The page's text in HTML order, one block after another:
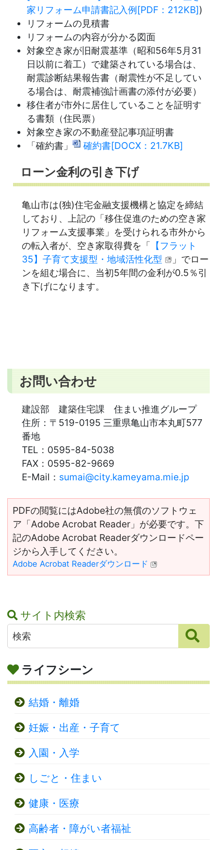
家リフォーム申請書記入例[PDF：212KB])
リフォームの見積書
リフォームの内容が分かる図面
対象空き家が旧耐震基準（昭和56年5月31
日以前に着工）で建築されている場合は、
耐震診断結果報告書（耐震性が不足してい
る場合は、耐震補強計画書の添付が必要）
移住者が市外に居住していることを証明す
る書類（住民票）
対象空き家の不動産登記事項証明書
「確約書」
確約書[DOCX：21.7KB]
ローン金利の引き下げ
亀山市は(独)住宅金融支援機構と協定を締結
しており、上記の「移住促進のための空き家
リフォーム支援事業」を受けられる市外から
の転入者が、空き家取得費を「 【フラット
35】子育て支援型・地域活性化型
」でロー
ンを組む場合に、当初5年間の金利が0.5％引
き下げになります。
お問い合わせ
建設部 建築住宅課 住まい推進グループ
住所： 〒519-0195 三重県亀山市本丸町577
番地
TEL： 0595-84-5038
FAX： 0595-82-9669
E-Mail： sumai@city.kameyama.mie.jp
PDFの閲覧にはAdobe社の無償のソフトウェ
ア「Adobe Acrobat Reader」が必要です。下
記のAdobe Acrobat Readerダウンロードペー
ジから入手してください。
Adobe Acrobat Readerダウンロード
サイト内検索
ライフシーン
結婚・離婚
妊娠・出産・子育て
入園・入学
しごと・住まい
健康・医療
高齢者・障がい者福祉